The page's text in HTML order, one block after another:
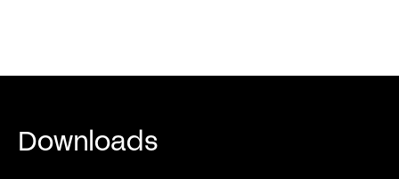
Downloads